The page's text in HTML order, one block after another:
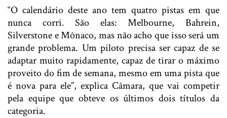
“O calendário deste ano tem quatro pistas em que
nunca corri. São elas: Melbourne, Bahrein,
Silverstone e Mônaco, mas não acho que isso será um
grande problema. Um piloto precisa ser capaz de se
adaptar muito rapidamente, capaz de tirar o máximo
proveito do fim de semana, mesmo em uma pista que
é nova para ele”, explica Câmara, que vai competir
pela equipe que obteve os últimos dois títulos da
categoria.